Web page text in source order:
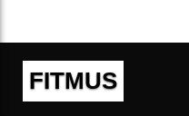
FITMUS